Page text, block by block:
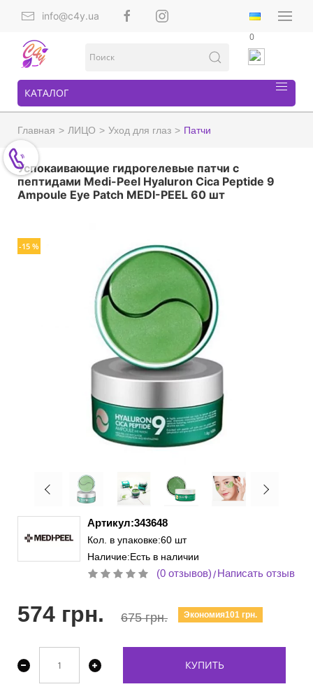
info@c4y.ua
0
КАТАЛОГ
Главная ЛИЦО Уход для глаз Патчи
Успокаивающие гидрогелевые патчи с
пептидами Medi-Peel Hyaluron Cica Peptide 9
Ampoule Eye Patch MEDI-PEEL 60 шт
-15 %
Артикул:343648
Кол. в упаковке:60 шт
Наличие:Есть в наличии
(0 отзывов)/Написать отзыв
574 грн. 675 грн. Экономия101 грн.
КУПИТЬ